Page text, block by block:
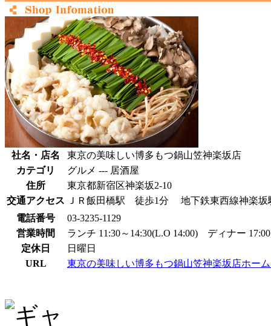
社名・店名
東京の美味しい博多もつ鍋山笠神楽坂店
カテゴリ
グルメ --- 居酒屋
住所
東京都新宿区神楽坂2-10
交通アクセス
ＪＲ飯田橋駅 徒歩1分 地下鉄東西線神楽
電話番号
03-3235-1129
営業時間
ランチ 11:30～14:30(L.O 14:00) ディナー
定休日
日曜日
URL
東京の美味しい博多もつ鍋山笠神楽坂店ホー